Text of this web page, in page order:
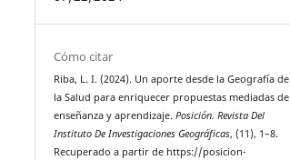
Cómo citar
Riba, L. I. (2024). Un aporte desde la Geografía de
la Salud para enriquecer propuestas mediadas de
enseñanza y aprendizaje.Posición. Revista Del
Instituto De Investigaciones Geográficas, (11), 1–8.
Recuperado a partir de https://posicion-